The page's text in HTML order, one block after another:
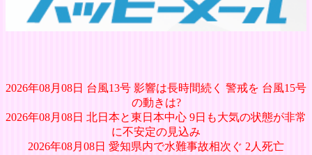
2026年08月08日 台風13号 影響は長時間続く 警戒を 台風15号
の動きは?
2026年08月08日 北日本と東日本中心 9日も大気の状態が非常
に不安定の見込み
2026年08月08日 愛知県内で水難事故相次ぐ 2人死亡